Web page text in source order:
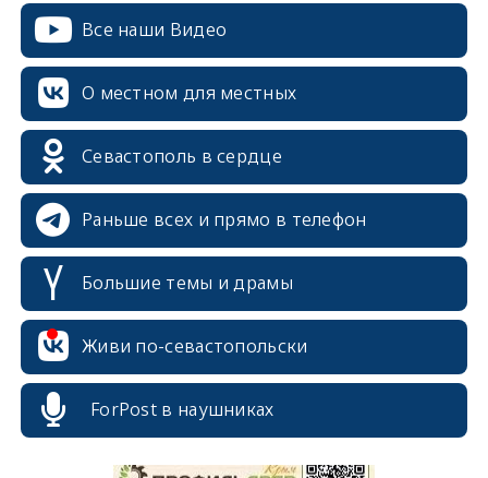
Все наши Видео
О местном для местных
Севастополь в сердце
Раньше всех и прямо в телефон
Большие темы и драмы
Живи по-севастопольски
ForPost в наушниках